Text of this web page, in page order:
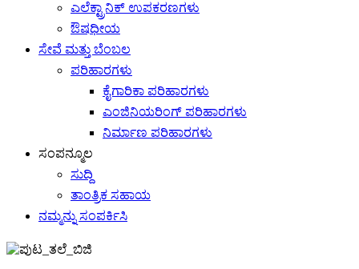
ಎಲೆಕ್ಟ್ರಾನಿಕ್ ಉಪಕರಣಗಳು
ಔಷಧೀಯ
ಸೇವೆ ಮತ್ತು ಬೆಂಬಲ
ಪರಿಹಾರಗಳು
ಕೈಗಾರಿಕಾ ಪರಿಹಾರಗಳು
ಎಂಜಿನಿಯರಿಂಗ್ ಪರಿಹಾರಗಳು
ನಿರ್ಮಾಣ ಪರಿಹಾರಗಳು
ಸಂಪನ್ಮೂಲ
ಸುದ್ದಿ
ತಾಂತ್ರಿಕ ಸಹಾಯ
ನಮ್ಮನ್ನು ಸಂಪರ್ಕಿಸಿ